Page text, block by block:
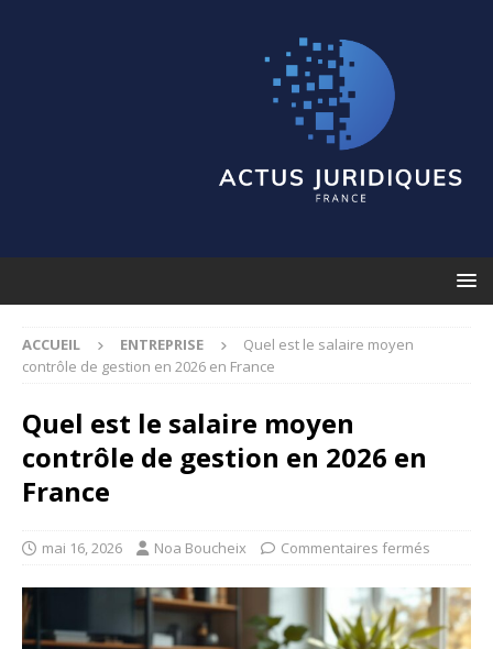
ACCUEIL ENTREPRISE
Quel est le salaire moyen
contrôle de gestion en 2026 en France
Quel est le salaire moyen
contrôle de gestion en 2026 en
France
mai 16, 2026 Noa Boucheix Commentaires fermés